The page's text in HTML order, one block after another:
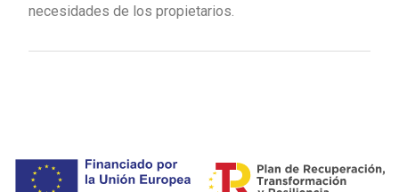
necesidades de los propietarios.